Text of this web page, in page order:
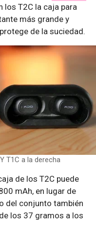
los T2C la caja para
más grande y
de la suciedad.
T1C a la derecha
de los T2C puede
mAh, en lugar de
del conjunto también
los 37 gramos a los